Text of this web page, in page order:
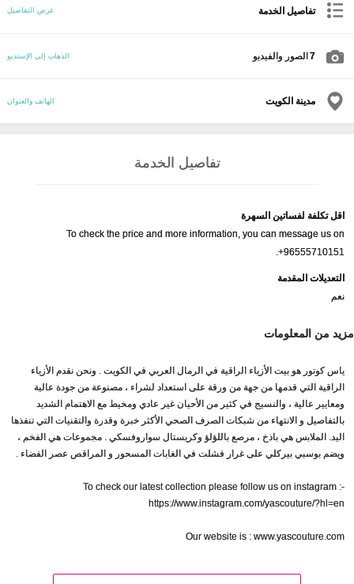
تفاصيل الخدمة عرض التفاصيل
7 الصور والفيديو الذهاب إلى الإستديو
مدينة الكويت الهاتف والعنوان
تفاصيل الخدمة
اقل تكلفة لفساتين السهرة
To check the price and more information, you can message us on
+96555710151.
التعديلات المقدمة
نعم
مزيد من المعلومات
ياس كوتور هو بيت الأزياء الراقية في الرمال العربي في الكويت . ونحن نقدم الأزياء
الراقية التي قدمها من جهة من ورقة على استعداد لشراء ، مصنوعة من جودة عالية
ومعايير عالية ، والنسيج في كثير من الأحيان غير عادي ومخيط مع الاهتمام الشديد
بالتفاصيل و الانتهاء من شبكات الصرف الصحي الأكثر خبرة وقدرة والتقنيات التي تنفذها
اليد. الملابس هي باذخ ، مرصع باللؤلؤ وكريستال سواروفسكي . مجموعات هي الفخم ،
ويضم بوسبي بيركلي على غرار فشلت في الغابات المسحور و المراقص عصر الفضاء .
To check our latest collection please follow us on instagram :-
https://www.instagram.com/yascouture/?hl=en
Our website is : www.yascouture.com